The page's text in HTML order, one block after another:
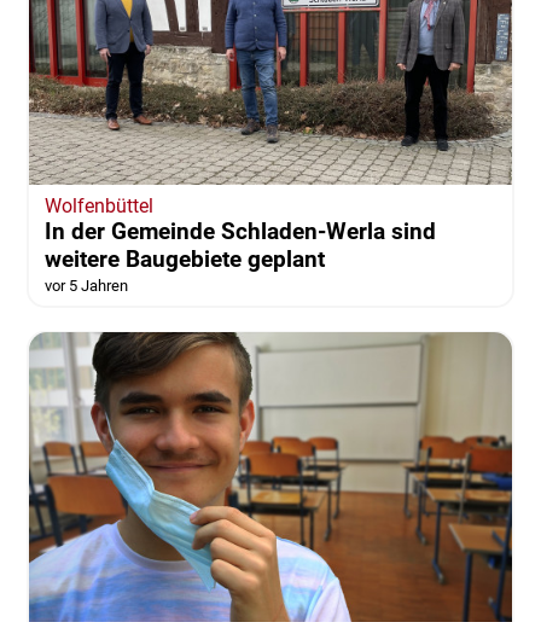
Wolfenbüttel
In der Gemeinde Schladen-Werla sind
weitere Baugebiete geplant
vor 5 Jahren